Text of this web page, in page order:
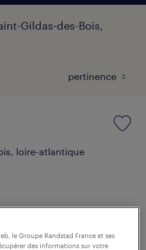
Gildas-des-Bois,
loire-atlantique
le Groupe Randstad France et ses
des informations sur votre